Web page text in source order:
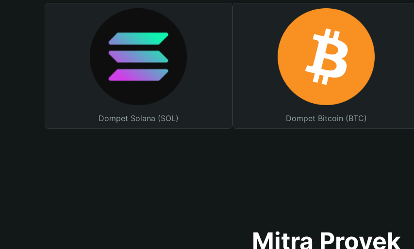
Dompet Solana (SOL) Dompet Bitcoin (BTC)
Mitra Proyek